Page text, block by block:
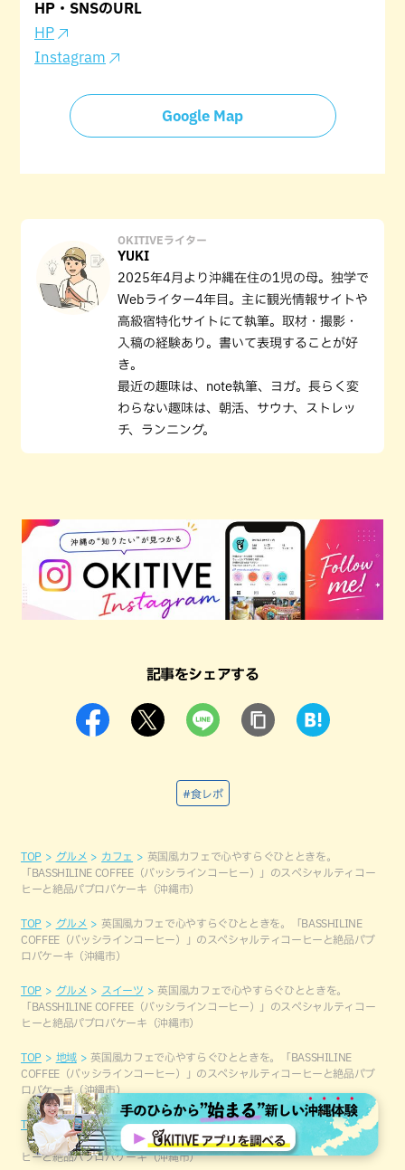
HP・SNSのURL
HP
Instagram
Google Map
OKITIVEライター
YUKI
2025年4月より沖縄在住の1児の母。独学で
Webライター4年目。主に観光情報サイトや
高級宿特化サイトにて執筆。取材・撮影・
入稿の経験あり。書いて表現することが好
き。
最近の趣味は、note執筆、ヨガ。長らく変
わらない趣味は、朝活、サウナ、ストレッ
チ、ランニング。
記事をシェアする
#食レポ
TOP グルメ カフェ
英国風カフェで心やすらぐひとときを。
「BASSHILINE COFFEE（バッシラインコーヒー）」のスペシャルティコー
ヒーと絶品パブロバケーキ（沖縄市）
TOP グルメ
英国風カフェで心やすらぐひとときを。「BASSHILINE
COFFEE（バッシラインコーヒー）」のスペシャルティコーヒーと絶品パブ
ロバケーキ（沖縄市）
TOP グルメ スイーツ
英国風カフェで心やすらぐひとときを。
「BASSHILINE COFFEE（バッシラインコーヒー）」のスペシャルティコー
ヒーと絶品パブロバケーキ（沖縄市）
TOP 地域
英国風カフェで心やすらぐひとときを。「BASSHILINE
COFFEE（バッシラインコーヒー）」のスペシャルティコーヒーと絶品パブ
ロバケーキ（沖縄市）
TOP 地域 本島中部
英国風カフェで心やすらぐひとときを。
「BASSHILINE COFFEE（バッシラインコーヒー）」のスペシャルティコー
ヒーと絶品パブロバケーキ（沖縄市）